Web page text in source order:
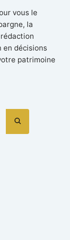
vous le
la
décisions
patrimoine